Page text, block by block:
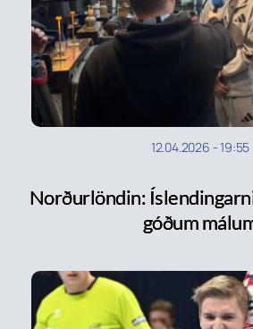
12.04.2026 -19:55
Norðurlöndin:
góðum